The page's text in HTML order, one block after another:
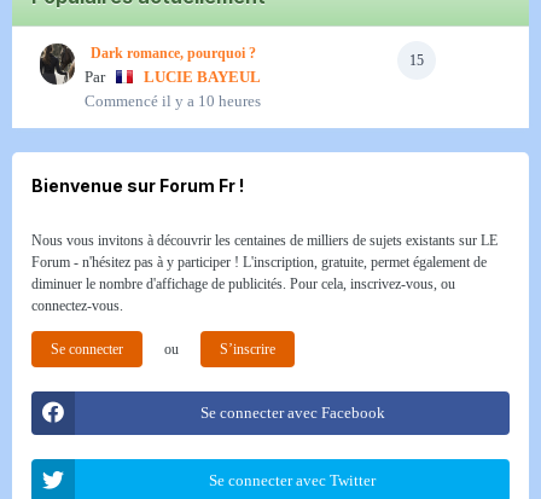
15
Dark romance, pourquoi ?
Par
LUCIE BAYEUL
Commencé il y a 10 heures
Bienvenue sur Forum Fr !
Nous vous invitons à découvrir les centaines de milliers de sujets existants sur LE
Forum - n'hésitez pas à y participer ! L'inscription, gratuite, permet également de
diminuer le nombre d'affichage de publicités. Pour cela, inscrivez-vous, ou
connectez-vous.
Se connecter ou S’inscrire
Se connecter avec Facebook
Se connecter avec Twitter